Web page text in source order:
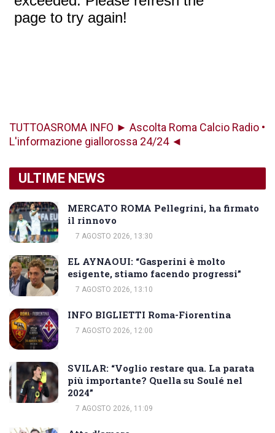
TUTTOASROMA INFO ► Ascolta Roma Calcio Radio •
L'informazione giallorossa 24/24 ◄
ULTIME NEWS
MERCATO ROMA Pellegrini, ha firmato
il rinnovo
7 AGOSTO 2026, 13:30
EL AYNAOUI: “Gasperini è molto
esigente, stiamo facendo progressi”
7 AGOSTO 2026, 13:10
INFO BIGLIETTI Roma-Fiorentina
7 AGOSTO 2026, 12:00
SVILAR: “Voglio restare qua. La parata
più importante? Quella su Soulé nel
2024”
7 AGOSTO 2026, 11:09